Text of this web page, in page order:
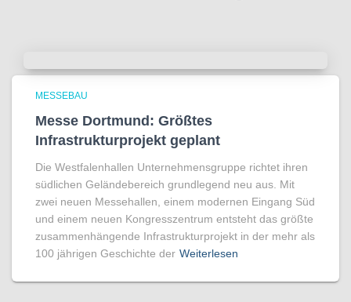
MESSEBAU
Messe Dortmund: Größtes
Infrastrukturprojekt geplant
Die Westfalenhallen Unternehmensgruppe richtet ihren
südlichen Geländebereich grundlegend neu aus. Mit
zwei neuen Messehallen, einem modernen Eingang Süd
und einem neuen Kongresszentrum entsteht das größte
zusammenhängende Infrastrukturprojekt in der mehr als
100 jährigen Geschichte der Weiterlesen